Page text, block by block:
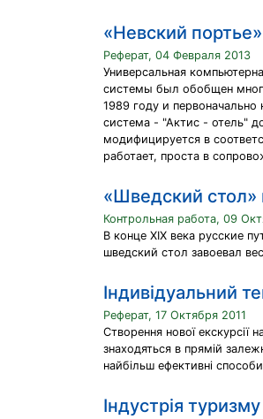
«Невский
Реферат, 04 Февраля 2013
Универсальная
системы был обобщен
1989 году и
система - "Актис - отель"
модифицируется в
работает, проста в
«Шведский стол»
Контрольная работа, 09
В конце XIX века русские
шведский стол завоевал
Індивідуальний
Реферат, 17 Октября 2011
Створення нової екскурсії
знаходяться в прямій
найбільш ефективні
Індустрія туризму